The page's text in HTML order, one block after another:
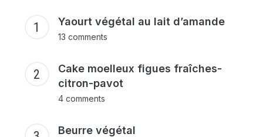
Yaourt végétal au lait d’amande
13 comments
Cake moelleux figues fraîches-
citron-pavot
4 comments
Beurre végétal